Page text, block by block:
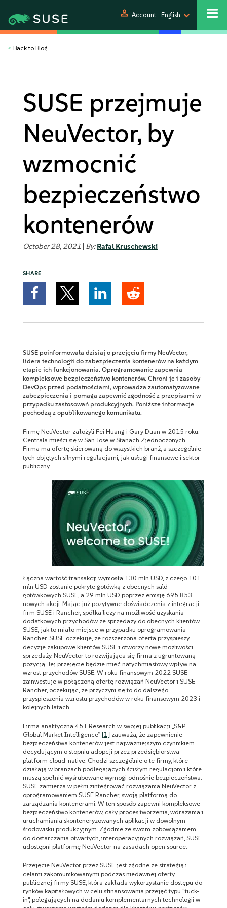
person Account English
< Back to Blog
SUSE przejmuje
NeuVector, by
wzmocnić
bezpieczeństwo
kontenerów
October 28, 2021 | By:Rafal Kruschewski
SHARE
SUSE poinformowała dzisiaj o przejęciu firmy NeuVector,
lidera technologii do zabezpieczenia kontenerów na każdym
etapie ich funkcjonowania. Oprogramowanie zapewnia
kompleksowe bezpieczeństwo kontenerów. Chroni je i zasoby
DevOps przed podatnościami, wprowadza zautomatyzowane
zabezpieczenia i pomaga zapewnić zgodność z przepisami w
przypadku zastosowań produkcyjnych. Poniższe informacje
pochodzą z opublikowanego komunikatu.
Firmę NeuVector założyli Fei Huang i Gary Duan w 2015 roku.
Centrala mieści się w San Jose w Stanach Zjednoczonych.
Firma ma ofertę skierowaną do wszystkich branż, a szczególnie
tych objętych silnymi regulacjami, jak usługi finansowe i sektor
publiczny.
Łączna wartość transakcji wyniosła 130 mln USD, z czego 101
mln USD zostanie pokryte gotówką z obecnych sald
gotówkowych SUSE, a 29 mln USD poprzez emisję 695 853
nowych akcji. Mając już pozytywne doświadczenia z integracji
firm SUSE i Rancher, spółka liczy na możliwość uzyskania
dodatkowych przychodów ze sprzedaży do obecnych klientów
SUSE, jak to miało miejsce w przypadku oprogramowania
Rancher. SUSE oczekuje, że rozszerzona oferta przyspieszy
decyzje zakupowe klientów SUSE i otworzy nowe możliwości
sprzedaży. NeuVector to rozwijająca się firma z ugruntowaną
pozycją. Jej przejęcie będzie mieć natychmiastowy wpływ na
wzrost przychodów SUSE. W roku finansowym 2022 SUSE
zainwestuje w połączoną ofertę rozwiązań NeuVector i SUSE
Rancher, oczekując, że przyczyni się to do dalszego
przyspieszenia wzrostu przychodów w roku finansowym 2023 i
kolejnych latach.
Firma analityczna 451 Research w swojej publikacji „S&P
Global Market Intelligence” [1] zauważa, że zapewnienie
bezpieczeństwa kontenerów jest najważniejszym czynnikiem
decydującym o stopniu adopcji przez przedsiębiorstwa
platform cloud-native. Chodzi szczególnie o te firmy, które
działają w branżach podlegających ścisłym regulacjom i które
muszą spełnić wyśrubowane wymogi odnośnie bezpieczeństwa.
SUSE zamierza w pełni zintegrować rozwiązania NeuVector z
oprogramowaniem SUSE Rancher, swoją platformą do
zarządzania kontenerami. W ten sposób zapewni kompleksowe
bezpieczeństwo kontenerów, cały proces tworzenia, wdrażania i
uruchamiania skonteneryzowanych aplikacji w dowolnym
środowisku produkcyjnym. Zgodnie ze swoim zobowiązaniem
do dostarczania otwartych, interoperacyjnych rozwiązań, SUSE
udostępni platformę NeuVector na zasadach open source.
Przejęcie NeuVector przez SUSE jest zgodne ze strategią i
celami zakomunikowanymi podczas niedawnej oferty
publicznej firmy SUSE, która zakłada wykorzystanie dostępu do
rynków kapitałowych w celu sfinansowania przejęć typu “tuck-
in”, polegających na dodaniu komplementarnych technologii w